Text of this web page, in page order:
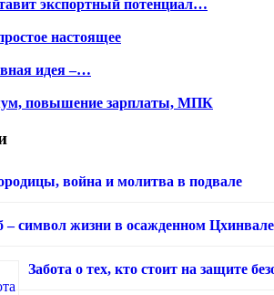
экспортный потенциал…
настоящее
идея –…
повышение зарплаты, МПК
война и молитва в подвале
– символ жизни в осажденном Цхинвале
Забота о тех, кто стоит на защите